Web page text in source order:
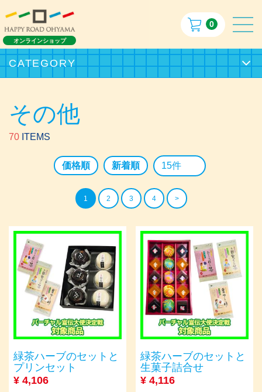
オンラインショップ
0
CATEGORY
その他
70 ITEMS
価格順 新着順
1 2 3 4 >
緑茶ハーブのセットと
プリンセット
¥ 4,106
緑茶ハーブのセットと
生菓子詰合せ
¥4,116